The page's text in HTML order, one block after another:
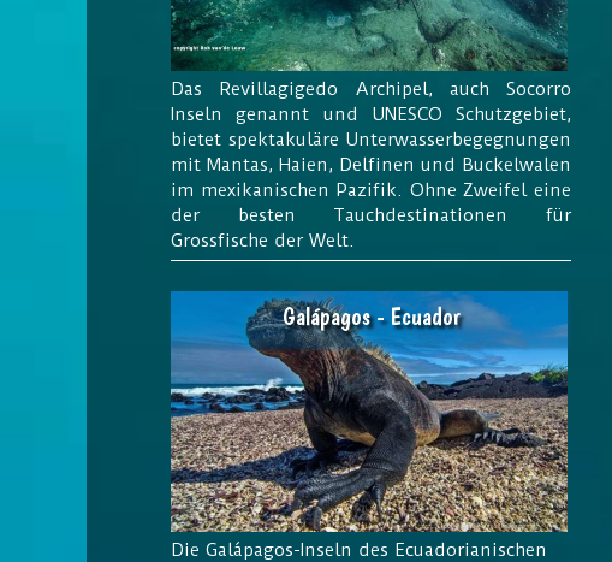
Das Revillagigedo Archipel, auch Socorro
Inseln genannt und UNESCO Schutzgebiet,
bietet spektakuläre Unterwasserbegegnungen
mit Mantas, Haien, Delfinen und Buckelwalen
im mexikanischen Pazifik. Ohne Zweifel eine
der besten Tauchdestinationen für
Grossfische der Welt.
Galápagos - Ecuador
Die Galápagos-Inseln des Ecuadorianischen